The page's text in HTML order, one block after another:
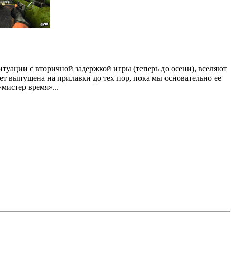
с вторичной задержкой игры (теперь до осени), вселяют
выпущена на прилавки до тех пор, пока мы основательно ее
время»...